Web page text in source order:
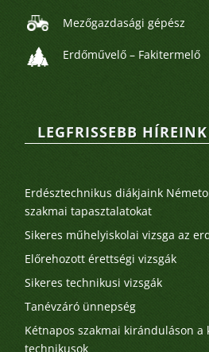
Mezőgazdasági gépész
Erdőművelő – Fakitermelő
LEGFRISSEBB HÍREINK
Erdésztechnikus diákjaink
szakmai tapasztalatokat
Sikeres műhelyiskolai vizsga az
Előrehozott érettségi vizsgák
Sikeres technikusi vizsgák
Tanévzáró ünnepség
Kétnapos szakmai kiránduláson a
technikusok